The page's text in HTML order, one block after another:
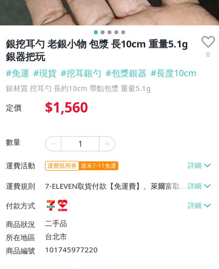
銀挖耳勺 老銀小物 包漿 長10cm 重量5.1g
銀器把玩
0
#免運 #現貨 #挖耳銀勺 #包漿銀器 #長度10cm
銀材質 挖耳勺 長約10cm 帶點包漿 重量5.1g
定價 $1,560
數量
運費活動 運費抵用券 週末7-11免運
運費規則
7-ELEVEN取貨付款【免運費】、萊爾富取
貨付款【免運費】
付款方式
商品狀況
二手品
所在地區
台北市
商品編號
101745977220